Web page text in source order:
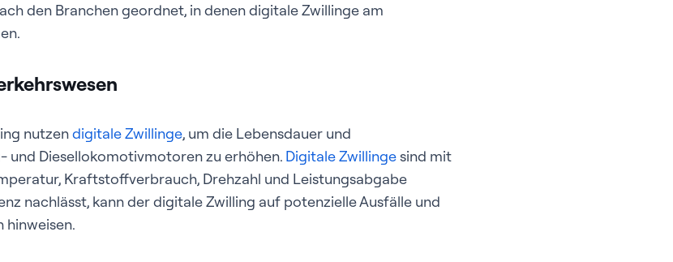
den Branchen geordnet, in denen digitale Zwillinge am
nutzendigitale Zwillinge, um die Lebensdauer und
und Diesellokomotivmotoren zu erhöhen. Digitale Zwillingesind mit
Kraftstoffverbrauch, Drehzahl und Leistungsabgabe
nachlässt, kann der digitale Zwilling auf potenzielle Ausfälle und
hinweisen.